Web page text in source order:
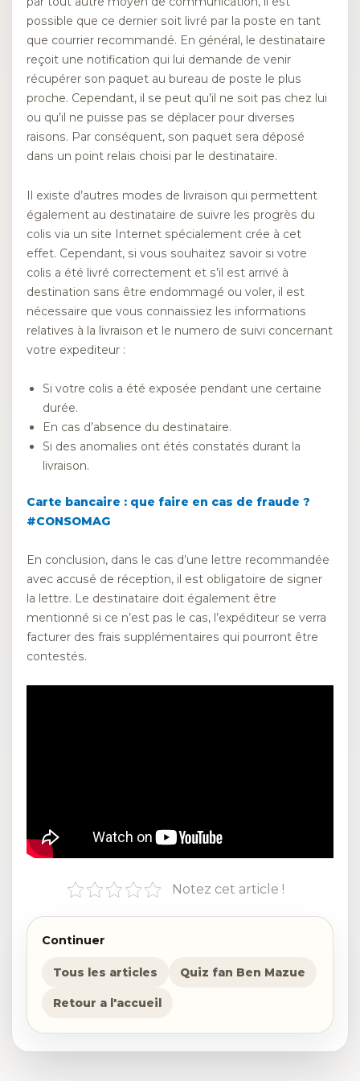
possible que ce dernier soit livré par la poste en tant
que courrier recommandé. En général, le destinataire
reçoit une notification qui lui demande de venir
récupérer son paquet au bureau de poste le plus
proche. Cependant, il se peut qu’il ne soit pas chez lui
ou qu’il ne puisse pas se déplacer pour diverses
raisons. Par conséquent, son paquet sera déposé
dans un point relais choisi par le destinataire.
Il existe d’autres modes de livraison qui permettent
également au destinataire de suivre les progrès du
colis via un site Internet spécialement crée à cet
effet. Cependant, si vous souhaitez savoir si votre
colis a été livré correctement et s’il est arrivé à
destination sans être endommagé ou voler, il est
nécessaire que vous connaissiez les informations
relatives à la livraison et le numero de suivi concernant
votre expediteur :
Si votre colis a été exposée pendant une certaine
durée.
En cas d’absence du destinataire.
Si des anomalies ont étés constatés durant la
livraison.
Carte bancaire : que faire en cas de fraude ?
#CONSOMAG
En conclusion, dans le cas d’une lettre recommandée
avec accusé de réception, il est obligatoire de signer
la lettre. Le destinataire doit également être
mentionné si ce n’est pas le cas, l’expéditeur se verra
facturer des frais supplémentaires qui pourront être
contestés.
Notez cet article !
Continuer
Tous les articles Quiz fan Ben Mazue
Retour a l'accueil